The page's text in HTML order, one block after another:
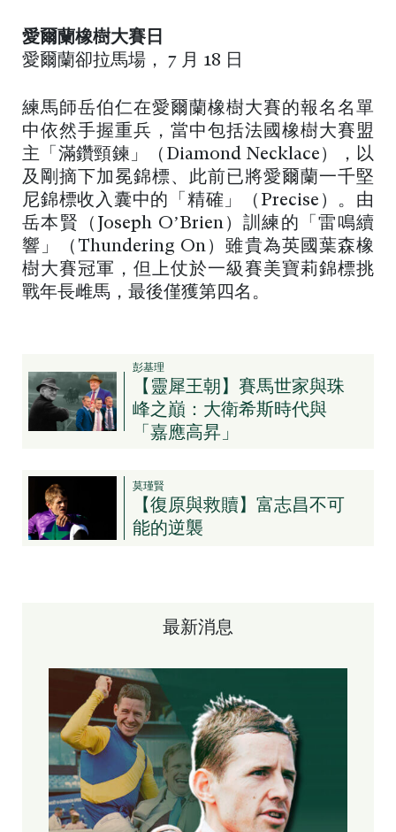
最新消息
愛爾蘭橡樹大賽日
愛爾蘭卻拉馬場， 7 月 18 日
練馬師岳伯仁在愛爾蘭橡樹大賽的報名名單
中依然手握重兵，當中包括法國橡樹大賽盟
主「滿鑽頸鍊」（Diamond Necklace），以
及剛摘下加冕錦標、此前已將愛爾蘭一千堅
尼錦標收入囊中的「精確」（Precise）。由
岳本賢（Joseph O’Brien）訓練的「雷鳴續
響」（Thundering On）雖貴為英國葉森橡
樹大賽冠軍，但上仗於一級賽美寶莉錦標挑
戰年長雌馬，最後僅獲第四名。
彭基理
【靈犀王朝】賽馬世家與珠
峰之巔：大衛希斯時代與
「嘉應高昇」
莫瑾賢
【復原與救贖】富志昌不可
能的逆襲